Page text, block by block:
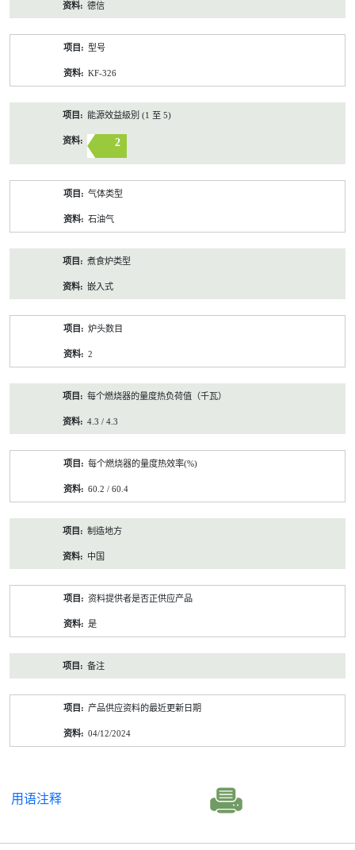
德信
型号
KF-326
能源效益級別 (1 至 5)
2
气体类型
石油气
煮食炉类型
嵌入式
炉头数目
2
每个燃烧器的量度热负荷值（千瓦）
4.3 / 4.3
每个燃烧器的量度热效率(%)
60.2 / 60.4
制造地方
中国
资料提供者是否正供应产品
是
备注
产品供应资料的最近更新日期
04/12/2024
用语注释